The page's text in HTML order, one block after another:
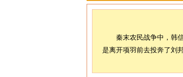
秦末农民战争中，韩
是离开项羽前去投奔了刘邦